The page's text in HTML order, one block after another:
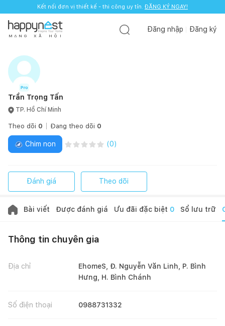
Kết nối đơn vị thiết kế - thi công uy tín. ĐĂNG KÝ NGAY!
M Ạ N G X Ã H Ộ I
Đăng nhập Đăng ký
Trần Trọng Tấn
TP. Hồ Chí Minh
Theo dõi 0 Đang theo dõi 0
Chim non (0)
Đánh giá Theo dõi
Bài viết Được đánh giá Ưu đãi đặc biệt 0 Sổ lưu trữ
Thông tin chuyên gia
Địa chỉ
EhomeS, Đ. Nguyễn Văn Linh, P. Bình
Hưng, H. Bình Chánh
Số điện thoại 0988731332